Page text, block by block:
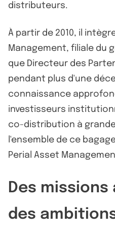
distributeurs.
À partir de 2010, il
Management, filiale du
que Directeur des
pendant plus d'une
connaissance
investisseurs
co-distribution à
l'ensemble de ce
Perial Asset
Des
des